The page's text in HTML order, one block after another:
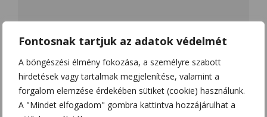
Fontosnak tartjuk az adatok védelmét
A böngészési élmény fokozása, a személyre szabott
hirdetések vagy tartalmak megjelenítése, valamint a
forgalom elemzése érdekében sütiket (cookie) használunk.
A "Mindet elfogadom" gombra kattintva hozzájárulhat a
Name*